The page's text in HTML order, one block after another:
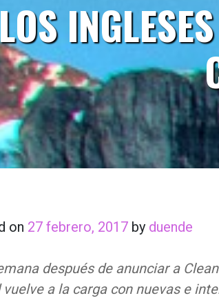
on 27 febrero, 2017 by duende
después de anunciar a
vuelve a la carga con nuevas e